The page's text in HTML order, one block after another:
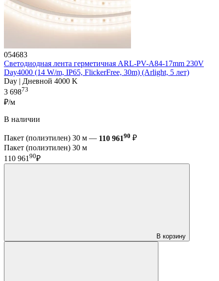
054683
Светодиодная лента герметичная ARL-PV-A84-17mm 230V
Day4000 (14 W/m, IP65, FlickerFree, 30m) (Arlight, 5 лет)
Day | Дневной 4000 K
3 69873
₽/м
В наличии
Пакет (полиэтилен) 30 м — 110 96190 ₽
Пакет (полиэтилен) 30 м
110 961 90₽
В корзину